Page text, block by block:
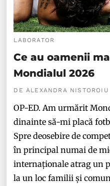
LABORATOR
Ce au oamenii
Mondialul 2026
DE ALEXANDRA NISTOROIU
OP-ED. Am urmărit
dinainte să-mi placă
Spre deosebire de
în principal numai de
internaționale atrag un
la un loc familii și